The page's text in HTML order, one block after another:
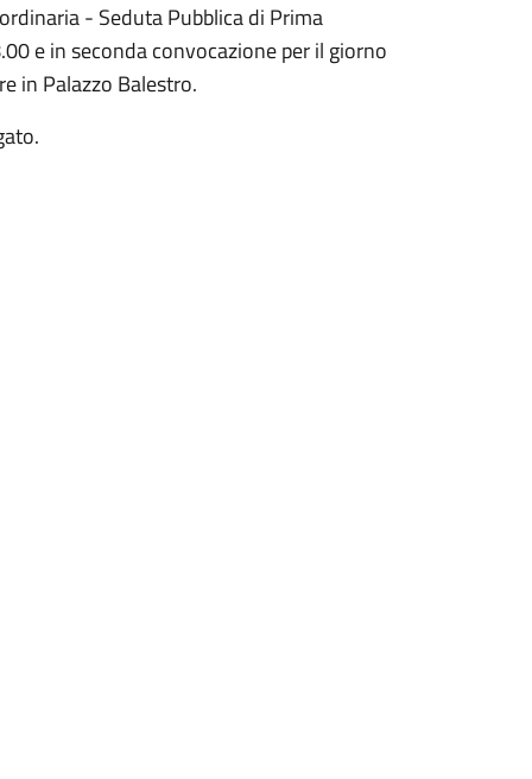
- Seduta Pubblica di Prima
e in seconda convocazione per il giorno
in Palazzo Balestro.